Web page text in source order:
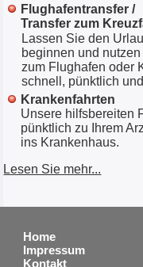
Flughafentransfer /
Transfer zum
Lassen Sie den
beginnen und
zum Flughafen oder
schnell, pünktlich
Krankenfahrten
Unsere hilfsbereiten
pünktlich zu Ihrem
ins Krankenhaus.
Lesen Sie mehr...
Home
Impressum
Kontakt